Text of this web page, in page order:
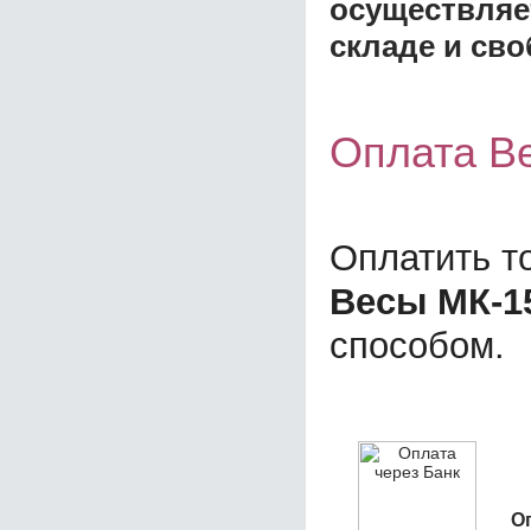
складе и
Оплата
Оплатить
Весы МК-
способом.